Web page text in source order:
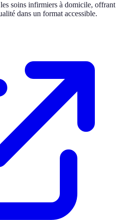
soins infirmiers à domicile, offrant
dans un format accessible.